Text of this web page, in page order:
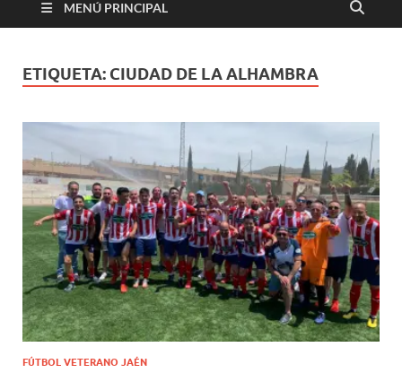
MENÚ PRINCIPAL
ETIQUETA: CIUDAD DE LA ALHAMBRA
FÚTBOL VETERANO JAÉN